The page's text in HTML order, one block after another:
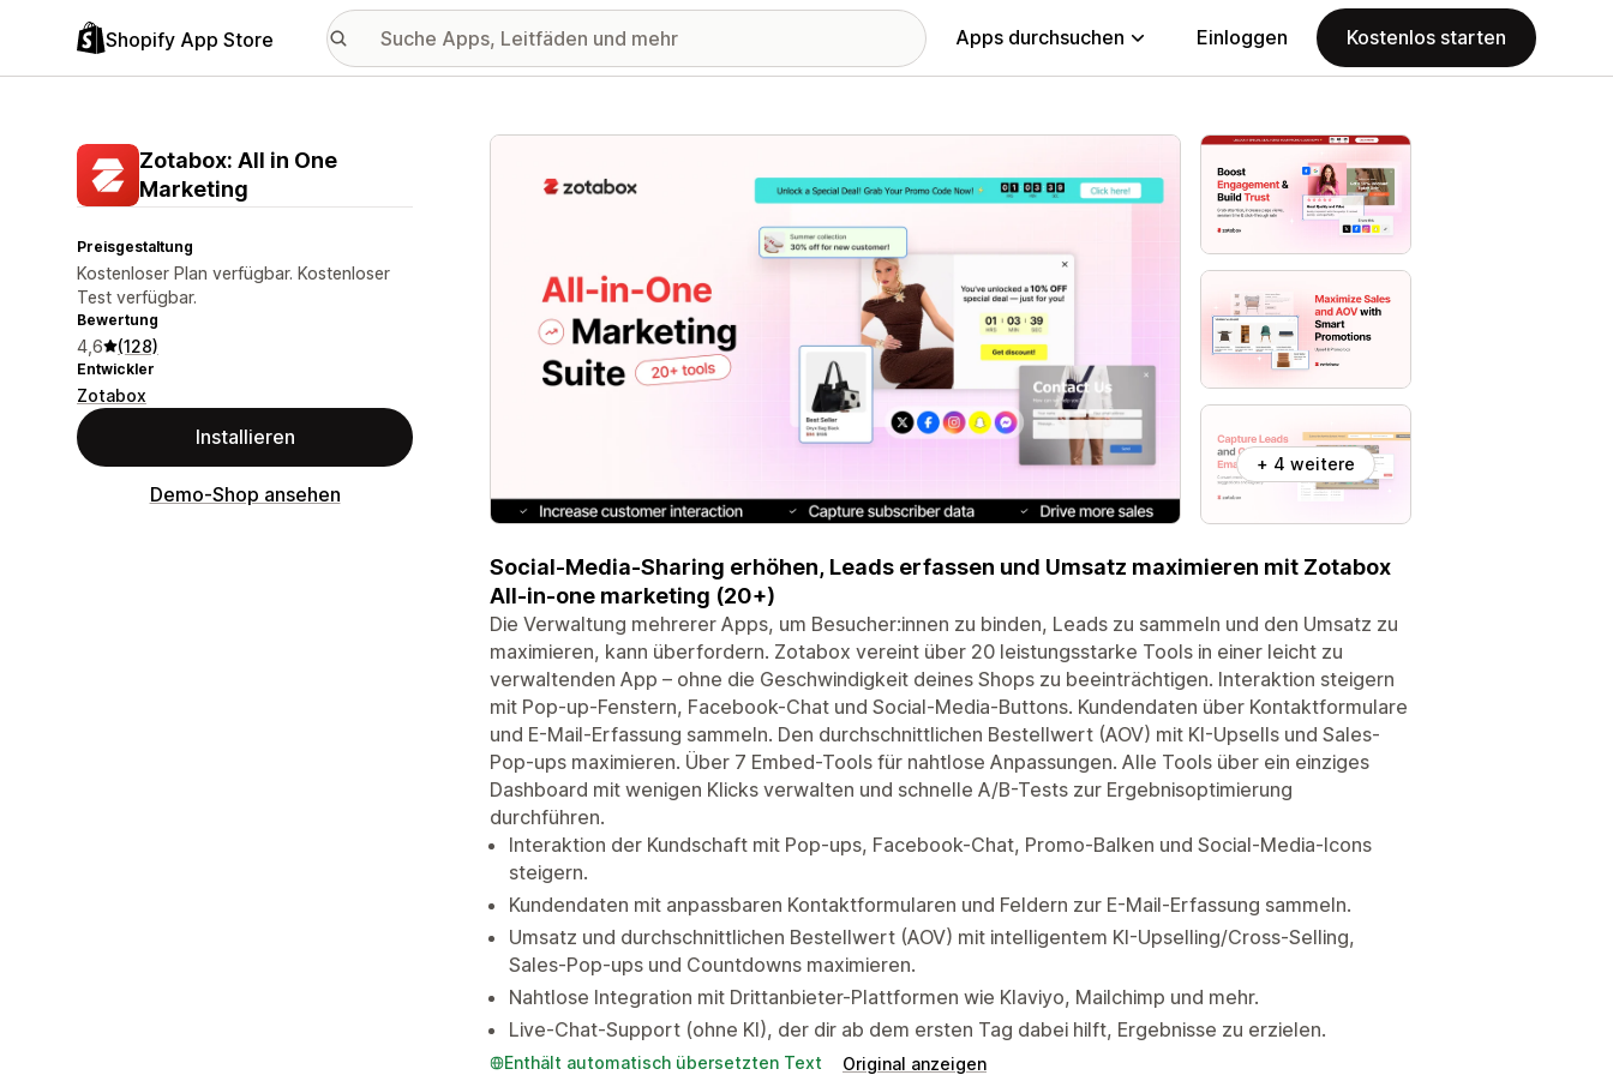
Shopify App Store Apps durchsuchen Einloggen Kostenlos starten
Zotabox: All in One
Marketing
Preisgestaltung
Kostenloser Plan verfügbar. Kostenloser
Test verfügbar.
Bewertung
4,6 (128)
Entwickler
Zotabox
Installieren
Demo-Shop ansehen
Vorgestellte Bildergalerie
+ 4 weitere
Social-Media-Sharing erhöhen, Leads erfassen und Umsatz maximieren mit Zotabox
All-in-one marketing (20+)
Die Verwaltung mehrerer Apps, um Besucher:innen zu binden, Leads zu sammeln und den Umsatz zu
maximieren, kann überfordern. Zotabox vereint über 20 leistungsstarke Tools in einer leicht zu
verwaltenden App – ohne die Geschwindigkeit deines Shops zu beeinträchtigen. Interaktion steigern
mit Pop-up-Fenstern, Facebook-Chat und Social-Media-Buttons. Kundendaten über Kontaktformulare
und E-Mail-Erfassung sammeln. Den durchschnittlichen Bestellwert (AOV) mit KI-Upsells und Sales-
Pop-ups maximieren. Über 7 Embed-Tools für nahtlose Anpassungen. Alle Tools über ein einziges
Dashboard mit wenigen Klicks verwalten und schnelle A/B-Tests zur Ergebnisoptimierung
durchführen.
Interaktion der Kundschaft mit Pop-ups, Facebook-Chat, Promo-Balken und Social-Media-Icons
steigern.
Kundendaten mit anpassbaren Kontaktformularen und Feldern zur E-Mail-Erfassung sammeln.
Umsatz und durchschnittlichen Bestellwert (AOV) mit intelligentem KI-Upselling/Cross-Selling,
Sales-Pop-ups und Countdowns maximieren.
Nahtlose Integration mit Drittanbieter-Plattformen wie Klaviyo, Mailchimp und mehr.
Live-Chat-Support (ohne KI), der dir ab dem ersten Tag dabei hilft, Ergebnisse zu erzielen.
Enthält automatisch übersetzten Text Original anzeigen